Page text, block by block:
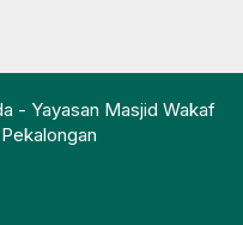
- Yayasan Masjid Wakaf